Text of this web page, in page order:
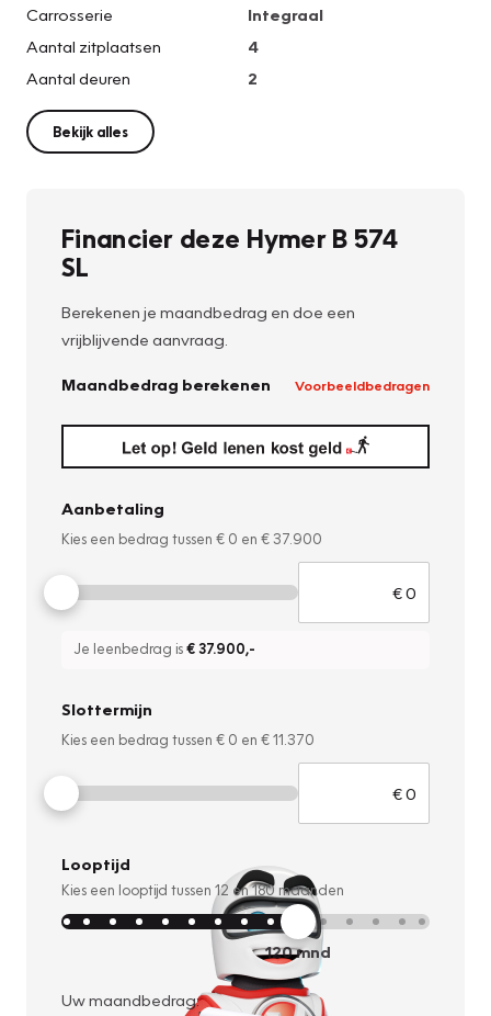
Carrosserie
Integraal
Aantal zitplaatsen
4
Aantal deuren
2
Bekijk alles
Financier deze Hymer B 574
SL
Berekenen je maandbedrag en doe een
vrijblijvende aanvraag.
Maandbedrag berekenen Voorbeeldbedragen
Aanbetaling
Kies een bedrag tussen € 0 en € 37.900
Je leenbedrag is€ 37.900,-
Slottermijn
Kies een bedrag tussen € 0 en € 11.370
Looptijd
Kies een looptijd tussen 12 en180 maanden
120mnd
Uw maandbedrag: